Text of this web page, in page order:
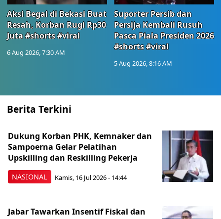
Aksi Begal di Bekasi Buat
Resah, Korban Rugi Rp30
Juta #shorts #viral
6 Aug 2026, 7:30 AM
Suporter Persib dan
Persija Kembali Rusuh
Pasca Piala Presiden 2026
#shorts #viral
5 Aug 2026, 8:16 AM
Berita Terkini
NASIONAL
Dukung Korban PHK, Kemnaker dan
Sampoerna Gelar Pelatihan
Upskilling dan Reskilling Pekerja
Kamis, 16 Jul 2026 - 14:44
Jabar Tawarkan Insentif Fiskal dan